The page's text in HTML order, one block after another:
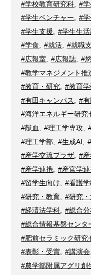
#学校教育研究科
#
#学生ベンチャー
#
#学生支援
#学生生活
#学食, #就活, #就職
#広報室
#広報誌, #
#教学マネジメント推
#教育・研究
#教育
#有田キャンパス
#
#海洋エネルギー研究
#献血
#理工学専攻,
#理工学部
#生成AI
#産学交流プラザ
#
#産学連携
#産官学
#留学生向け, #看護
#研究・教育
#研究
#経済法学科, #総合
#総合情報基盤センタ
#肥前セラミック研究
#表彰・受賞, #講演会,
#農学部附属アグリ創